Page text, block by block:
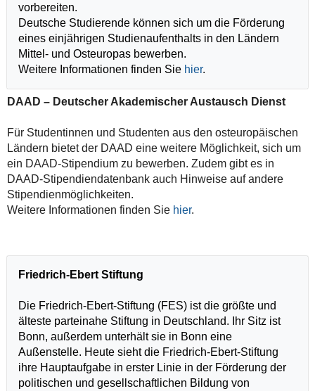
vorbereiten.
Deutsche Studierende können sich um die Förderung
eines einjährigen Studienaufenthalts in den Ländern
Mittel- und Osteuropas bewerben.
Weitere Informationen finden Sie hier.
DAAD – Deutscher Akademischer Austausch Dienst
Für Studentinnen und Studenten aus den osteuropäischen
Ländern bietet der DAAD eine weitere Möglichkeit, sich um
ein DAAD-Stipendium zu bewerben. Zudem gibt es in
DAAD-Stipendiendatenbank auch Hinweise auf andere
Stipendienmöglichkeiten.
Weitere Informationen finden Sie hier.
Friedrich-Ebert Stiftung
Die Friedrich-Ebert-Stiftung (FES) ist die größte und
älteste parteinahe Stiftung in Deutschland. Ihr Sitz ist
Bonn, außerdem unterhält sie in Bonn eine
Außenstelle. Heute sieht die Friedrich-Ebert-Stiftung
ihre Hauptaufgabe in erster Linie in der Förderung der
politischen und gesellschaftlichen Bildung von